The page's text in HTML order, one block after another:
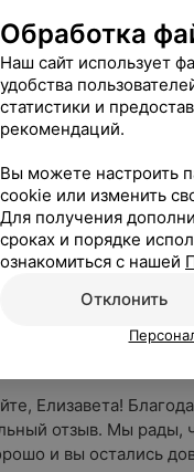
врачам меди
Гнилякевич Е.В., К.Г.и
58А
Михаил! Благодарим
поделиться
нашего центра.
Спасибо
58А
Елизавета!
отзыв. Мы рады,
и вы остались
Обработка
Наш сайт использует
удобства
статистики и
рекомендаций.
Вы можете настроить
cookie или изменить
Для получения
сроках и порядке
ознакомиться с нашей
Отклонить